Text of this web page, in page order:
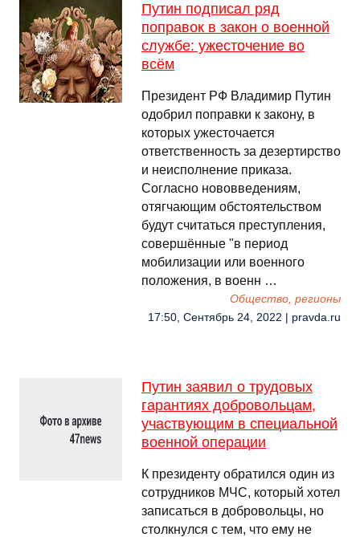
Путин подписал ряд
поправок в закон о военной
службе: ужесточение во
всём
Президент РФ Владимир Путин
одобрил поправки к закону, в
которых ужесточается
ответственность за дезертирство
и неисполнение приказа.
Согласно нововведениям,
отягчающим обстоятельством
будут считаться преступления,
совершённые "в период
мобилизации или военного
положения, в военн …
Общество, регионы
17:50, Сентябрь 24, 2022 | pravda.ru
Путин заявил о трудовых
гарантиях добровольцам,
участвующим в специальной
военной операции
К президенту обратился один из
сотрудников МЧС, который хотел
записаться в добровольцы, но
столкнулся с тем, что ему не